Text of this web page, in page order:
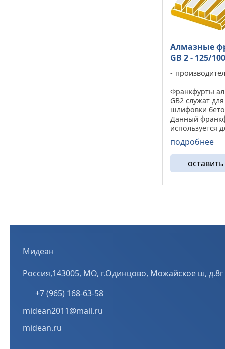
Алмазные
GB 2 - 125/
Франкфурты
GB2 служат
шлифовки
Данный
используется
этапа
получить
поверхность
рисок до 0,06
Алмазные
подробнее
Мидеан
Россия,143005, МО, г.Одинцово, Можайское ш, д.8г
+7 (965) 168-63-58
midean2011@mail.ru
midean.ru